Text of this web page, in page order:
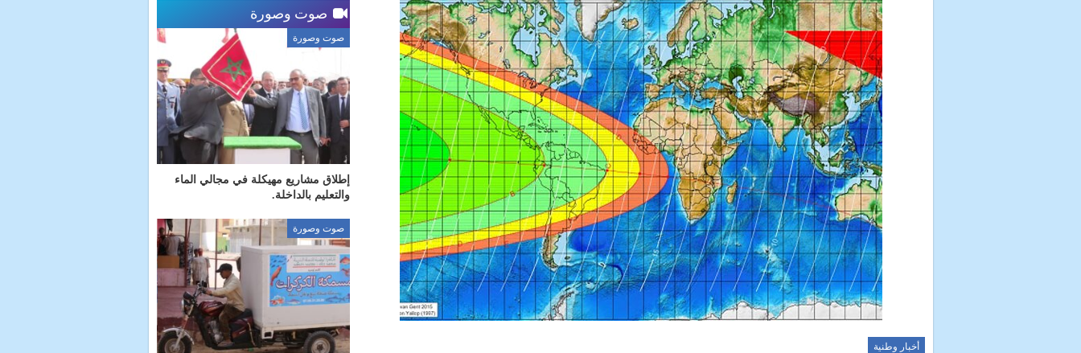
أخبار وطنية
صوت وصورة
صوت وصورة
إطلاق مشاريع مهيكلة في مجالي الماء
والتعليم بالداخلة.
صوت وصورة